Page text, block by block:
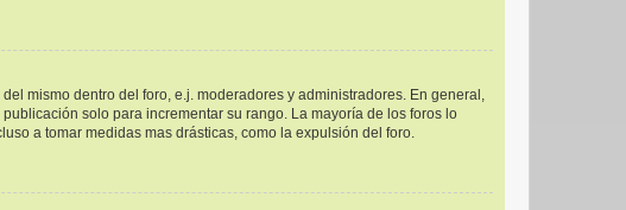
mismo dentro del foro, e.j. moderadores y administradores. En general,
solo para incrementar su rango. La mayoría de los foros lo
a tomar medidas mas drásticas, como la expulsión del foro.